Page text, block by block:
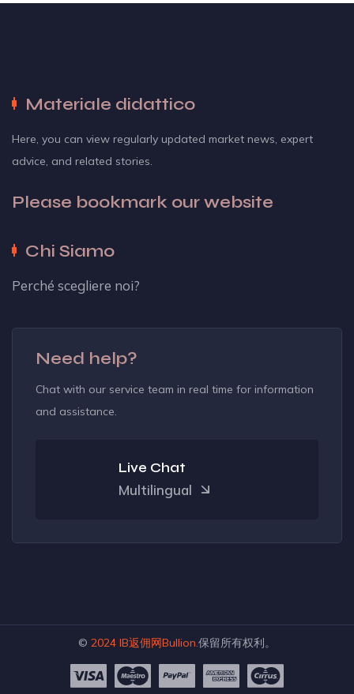
Materiale didattico
Here, you can view regularly updated market news, expert
advice, and related stories.
Please bookmark our website
Chi Siamo
Perché scegliere noi?
Need help?
Chat with our service team in real time for information
and assistance.
Live Chat
Multilingual
© 2024 IB返佣网Bullion 保留所有权利。